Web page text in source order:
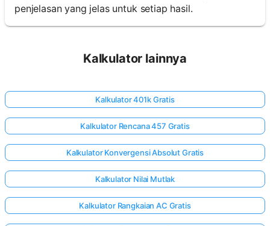
penjelasan yang jelas untuk setiap hasil.
Kalkulator lainnya
Kalkulator 401k Gratis
Kalkulator Rencana 457 Gratis
Kalkulator Konvergensi Absolut Gratis
Kalkulator Nilai Mutlak
Kalkulator Rangkaian AC Gratis